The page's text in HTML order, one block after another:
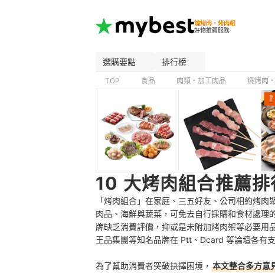
燒烤肉・烤肉組
好物推薦服務
選購要點 排行榜
TOP 食品 肉類・加工肉品 燒烤肉
10 大烤肉組合推薦排
「烤肉組合」在家庭、三五好友、公司相約烤
肉品、海鮮與蔬菜，可免去自行採購和食材處理
牌缺乏消費評價，抑或是未附加烤肉架等必要用
王品集團等知名品牌在 Ptt、Dcard 等論壇各有
為了幫助消費者突破抉擇困境， 本文整合多方意